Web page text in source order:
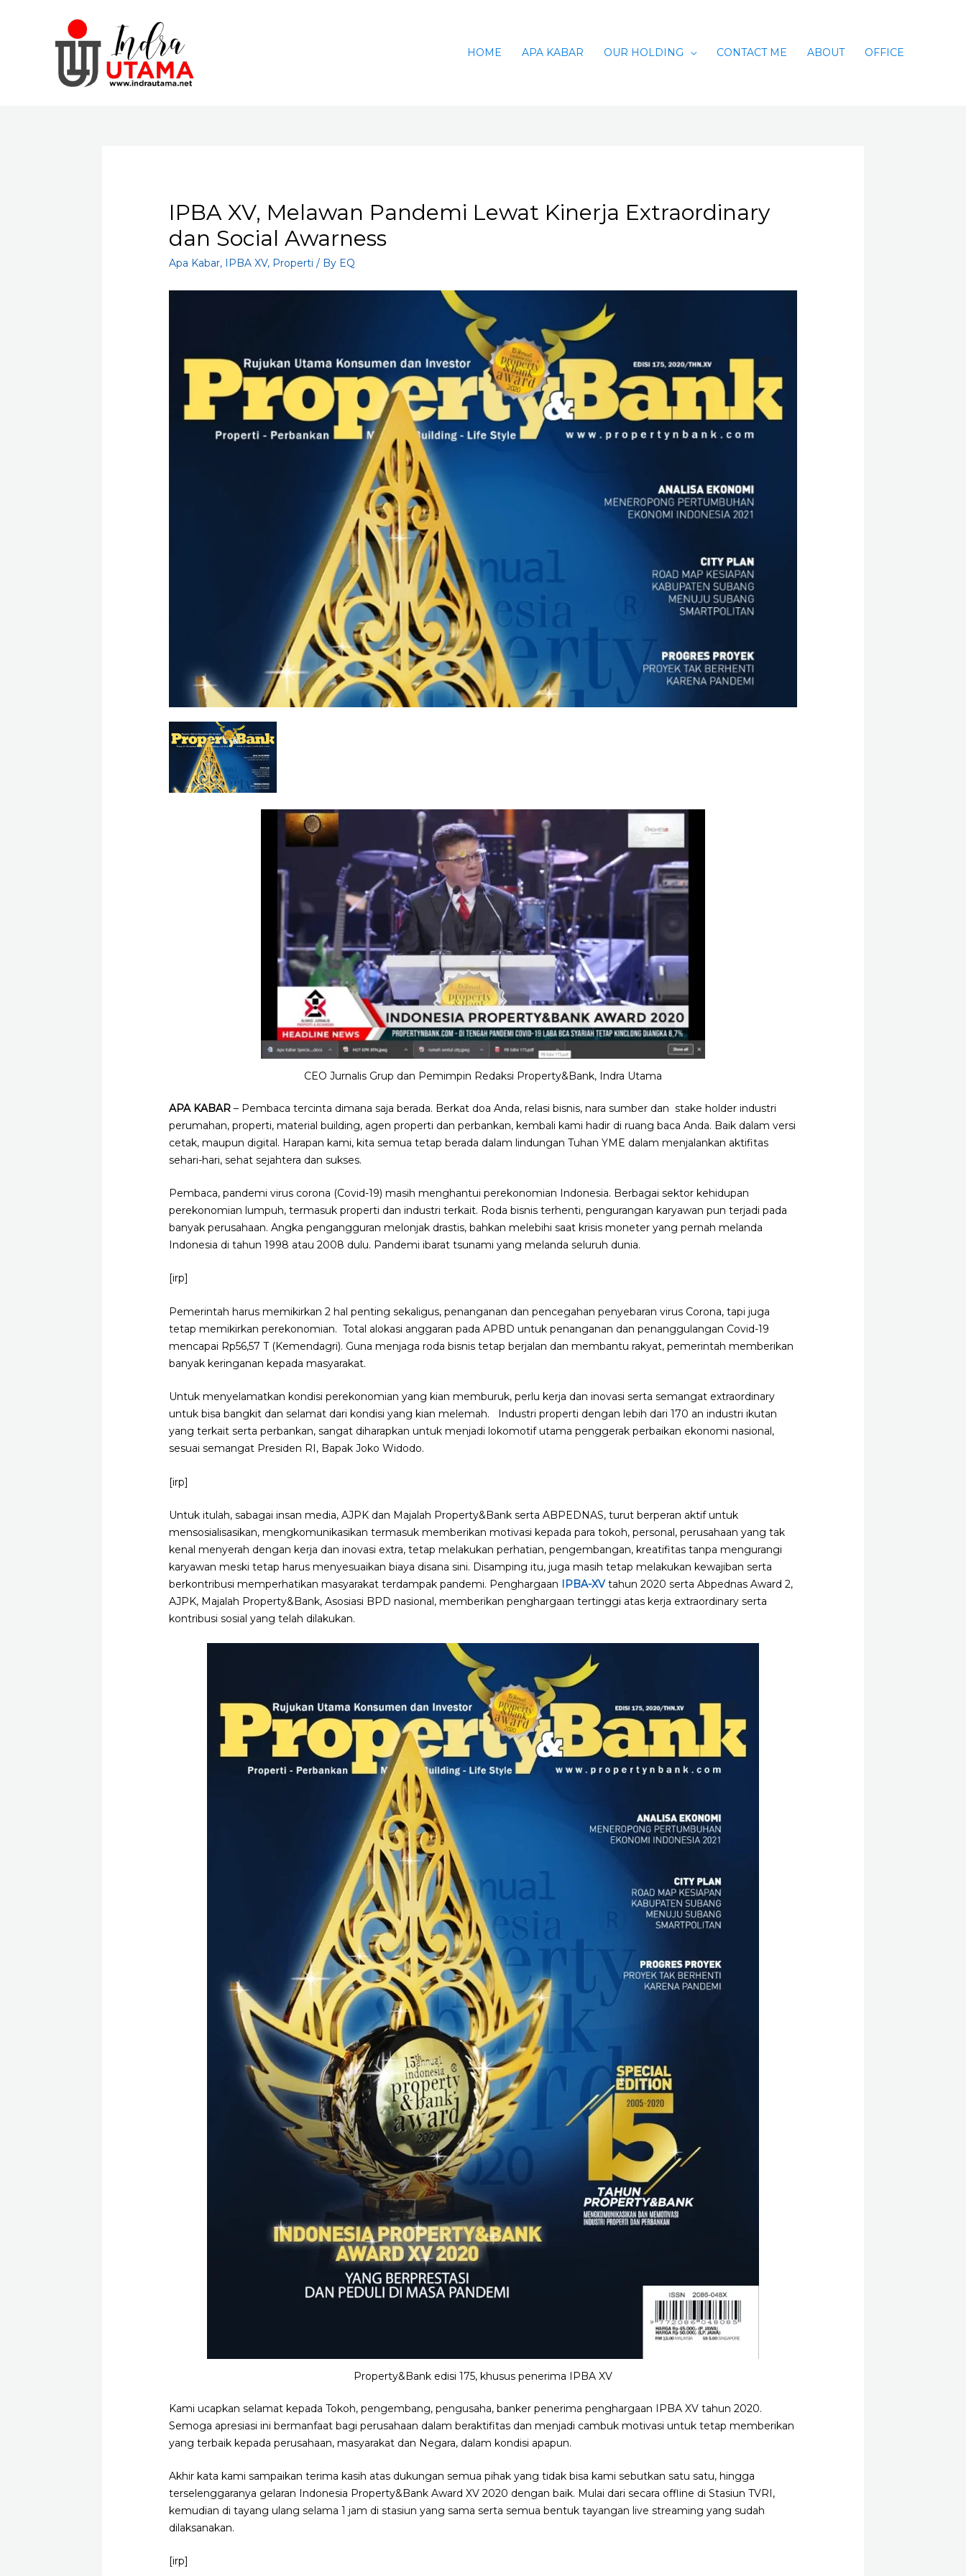
HOME APA KABAR OUR HOLDING CONTACT ME ABOUT OFFICE
IPBA XV, Melawan Pandemi Lewat Kinerja Extraordinary
dan Social Awarness
Apa Kabar, IPBA XV, Properti / By EQ
CEO Jurnalis Grup dan Pemimpin Redaksi Property&Bank, Indra Utama
APA KABAR – Pembaca tercinta dimana saja berada. Berkat doa Anda, relasi bisnis, nara sumber dan stake holder industri
perumahan, properti, material building, agen properti dan perbankan, kembali kami hadir di ruang baca Anda. Baik dalam versi
cetak, maupun digital. Harapan kami, kita semua tetap berada dalam lindungan Tuhan YME dalam menjalankan aktifitas
sehari-hari, sehat sejahtera dan sukses.
Pembaca, pandemi virus corona (Covid-19) masih menghantui perekonomian Indonesia. Berbagai sektor kehidupan
perekonomian lumpuh, termasuk properti dan industri terkait. Roda bisnis terhenti, pengurangan karyawan pun terjadi pada
banyak perusahaan. Angka pengangguran melonjak drastis, bahkan melebihi saat krisis moneter yang pernah melanda
Indonesia di tahun 1998 atau 2008 dulu. Pandemi ibarat tsunami yang melanda seluruh dunia.
[irp]
Pemerintah harus memikirkan 2 hal penting sekaligus, penanganan dan pencegahan penyebaran virus Corona, tapi juga
tetap memikirkan perekonomian. Total alokasi anggaran pada APBD untuk penanganan dan penanggulangan Covid-19
mencapai Rp56,57 T (Kemendagri). Guna menjaga roda bisnis tetap berjalan dan membantu rakyat, pemerintah memberikan
banyak keringanan kepada masyarakat.
Untuk menyelamatkan kondisi perekonomian yang kian memburuk, perlu kerja dan inovasi serta semangat extraordinary
untuk bisa bangkit dan selamat dari kondisi yang kian melemah. Industri properti dengan lebih dari 170 an industri ikutan
yang terkait serta perbankan, sangat diharapkan untuk menjadi lokomotif utama penggerak perbaikan ekonomi nasional,
sesuai semangat Presiden RI, Bapak Joko Widodo.
[irp]
Untuk itulah, sabagai insan media, AJPK dan Majalah Property&Bank serta ABPEDNAS, turut berperan aktif untuk
mensosialisasikan, mengkomunikasikan termasuk memberikan motivasi kepada para tokoh, personal, perusahaan yang tak
kenal menyerah dengan kerja dan inovasi extra, tetap melakukan perhatian, pengembangan, kreatifitas tanpa mengurangi
karyawan meski tetap harus menyesuaikan biaya disana sini. Disamping itu, juga masih tetap melakukan kewajiban serta
berkontribusi memperhatikan masyarakat terdampak pandemi. Penghargaan IPBA-XVtahun 2020 serta Abpednas Award 2,
AJPK, Majalah Property&Bank, Asosiasi BPD nasional, memberikan penghargaan tertinggi atas kerja extraordinary serta
kontribusi sosial yang telah dilakukan.
Property&Bank edisi 175, khusus penerima IPBA XV
Kami ucapkan selamat kepada Tokoh, pengembang, pengusaha, banker penerima penghargaan IPBA XV tahun 2020.
Semoga apresiasi ini bermanfaat bagi perusahaan dalam beraktifitas dan menjadi cambuk motivasi untuk tetap memberikan
yang terbaik kepada perusahaan, masyarakat dan Negara, dalam kondisi apapun.
Akhir kata kami sampaikan terima kasih atas dukungan semua pihak yang tidak bisa kami sebutkan satu satu, hingga
terselenggaranya gelaran Indonesia Property&Bank Award XV 2020 dengan baik. Mulai dari secara offline di Stasiun TVRI,
kemudian di tayang ulang selama 1 jam di stasiun yang sama serta semua bentuk tayangan live streaming yang sudah
dilaksanakan.
[irp]